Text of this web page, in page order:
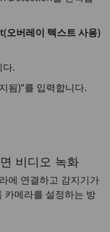
버레이 텍스트 사용)
다.
됨)“를 입력합니다.
비디오 녹화
에 연결하고 감지기가
카메라를 설정하는 방